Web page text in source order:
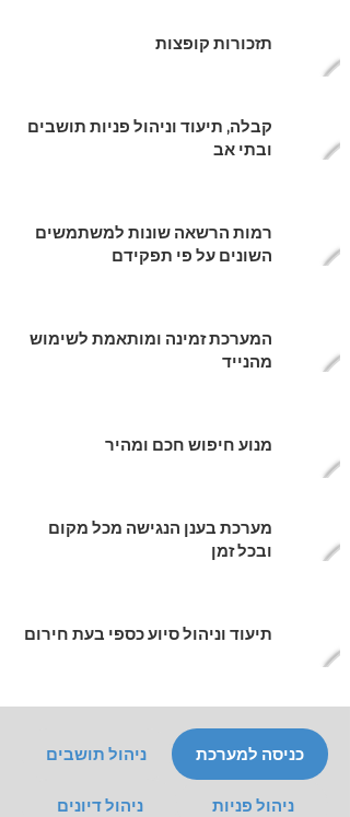
תזכורות קופצות
קבלה, תיעוד וניהול פניות תושבים
ובתי אב
רמות הרשאה שונות למשתמשים
השונים על פי תפקידם
המערכת זמינה ומותאמת לשימוש
מהנייד
מנוע חיפוש חכם ומהיר
מערכת בענן הנגישה מכל מקום
ובכל זמן
תיעוד וניהול סיוע כספי בעת חירום
כניסה למערכת ניהול תושבים
ניהול פניות ניהול דיונים